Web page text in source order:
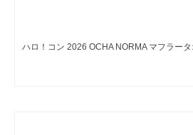
ハロ！コン 2026 OCHA NORMA マフラー